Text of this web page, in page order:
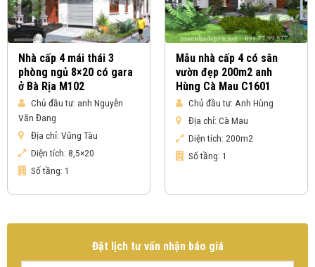
Nhà cấp 4 mái thái 3
phòng ngủ 8×20 có gara
ở Bà Rịa M102
Chủ đầu tư: anh Nguyễn
Văn Đang
Địa chỉ: Vũng Tàu
Diện tích: 8,5×20
Số tầng: 1
Mẫu nhà cấp 4 có sân
vườn đẹp 200m2 anh
Hùng Cà Mau C1601
Chủ đầu tư: Anh Hùng
Địa chỉ: Cà Mau
Diện tích: 200m2
Số tầng: 1
Đặt lịch tư vấn nhận báo giá